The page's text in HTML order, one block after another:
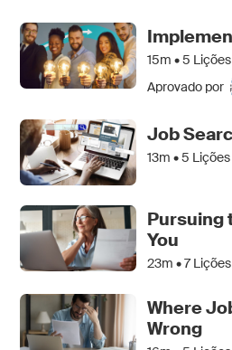
15m •5
Aprovado por
Job
13m •5
Pursuing
You
23m •7Lições
Where
Wrong